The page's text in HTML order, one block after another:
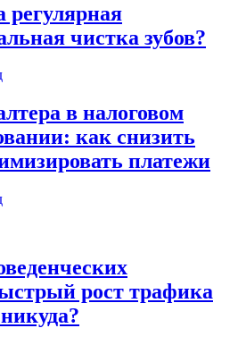
регулярная
чистка зубов?
в налоговом
как снизить
платежи
рост трафика